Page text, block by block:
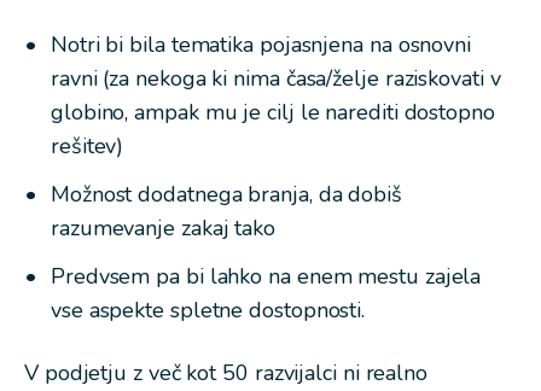
Notri bi bila tematika pojasnjena na osnovni
ravni (za nekoga ki nima časa/želje raziskovati v
globino, ampak mu je cilj le narediti dostopno
rešitev)
Možnost dodatnega branja, da dobiš
razumevanje zakaj tako
Predvsem pa bi lahko na enem mestu zajela
vse aspekte spletne dostopnosti.
V podjetju z več kot 50 razvijalci ni realno